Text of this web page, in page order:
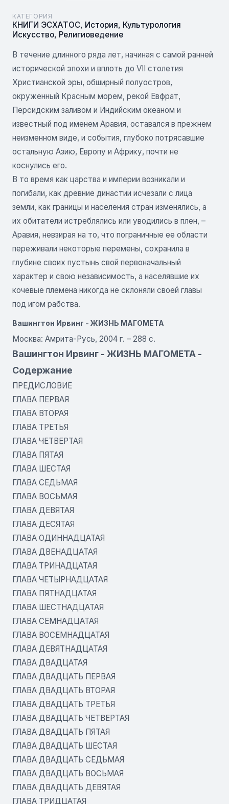
КАТЕГОРИЯ
КНИГИ ЭСХАТОС, История, Культурология
Искусство, Религиоведение
В течение длинного ряда лет, начиная с самой ранней
исторической эпохи и вплоть до VII столетия
Христианской эры, обширный полуостров,
окруженный Красным морем, рекой Евфрат,
Персидским заливом и Индийским океаном и
известный под именем Аравия, оставался в прежнем
неизменном виде, и события, глубоко потрясавшие
остальную Азию, Европу и Африку, почти не
коснулись его.
В то время как царства и империи возникали и
погибали, как древние династии исчезали с лица
земли, как границы и населения стран изменялись, а
их обитатели истреблялись или уводились в плен, –
Аравия, невзирая на то, что пограничные ее области
переживали некоторые перемены, сохранила в
глубине своих пустынь свой первоначальный
характер и свою независимость, a населявшие их
кочевые племена никогда не склоняли своей главы
под игом рабства.
Вашингтон Ирвинг - ЖИЗНЬ МАГОМЕТА
Москва: Амрита-Русь, 2004 г. – 288 с.
Вашингтон Ирвинг - ЖИЗНЬ МАГОМЕТА -
Содержание
ПРЕДИСЛОВИЕ
ГЛАВА ПЕРВАЯ
ГЛАВА ВТОРАЯ
ГЛАВА ТРЕТЬЯ
ГЛАВА ЧЕТВЕРТАЯ
ГЛАВА ПЯТАЯ
ГЛАВА ШЕСТАЯ
ГЛАВА СЕДЬМАЯ
ГЛАВА ВОСЬМАЯ
ГЛАВА ДЕВЯТАЯ
ГЛАВА ДЕСЯТАЯ
ГЛАВА ОДИННАДЦАТАЯ
ГЛАВА ДВЕНАДЦАТАЯ
ГЛАВА ТРИНАДЦАТАЯ
ГЛАВА ЧЕТЫРНАДЦАТАЯ
ГЛАВА ПЯТНАДЦАТАЯ
ГЛАВА ШЕСТНАДЦАТАЯ
ГЛАВА СЕМНАДЦАТАЯ
ГЛАВА ВОСЕМНАДЦАТАЯ
ГЛАВА ДЕВЯТНАДЦАТАЯ
ГЛАВА ДВАДЦАТАЯ
ГЛАВА ДВАДЦАТЬ ПЕРВАЯ
ГЛАВА ДВАДЦАТЬ ВТОРАЯ
ГЛАВА ДВАДЦАТЬ ТРЕТЬЯ
ГЛАВА ДВАДЦАТЬ ЧЕТВЕРТАЯ
ГЛАВА ДВАДЦАТЬ ПЯТАЯ
ГЛАВА ДВАДЦАТЬ ШЕСТАЯ
ГЛАВА ДВАДЦАТЬ СЕДЬМАЯ
ГЛАВА ДВАДЦАТЬ ВОСЬМАЯ
ГЛАВА ДВАДЦАТЬ ДЕВЯТАЯ
ГЛАВА ТРИДЦАТАЯ